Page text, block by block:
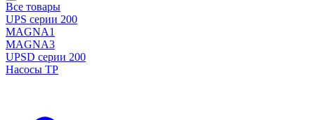
Все товары
UPS серии 200
MAGNA1
MAGNA3
UPSD серии 200
Насосы TP